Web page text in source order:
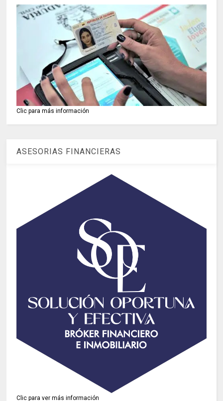
Clic para más información
ASESORIAS FINANCIERAS
Clic para ver más información